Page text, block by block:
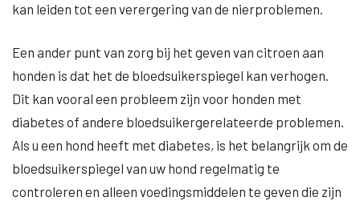
kan leiden tot een verergering van de nierproblemen.
Een ander punt van zorg bij het geven van citroen aan
honden is dat het de bloedsuikerspiegel kan verhogen.
Dit kan vooral een probleem zijn voor honden met
diabetes of andere bloedsuikergerelateerde problemen.
Als u een hond heeft met diabetes, is het belangrijk om de
bloedsuikerspiegel van uw hond regelmatig te
controleren en alleen voedingsmiddelen te geven die zijn